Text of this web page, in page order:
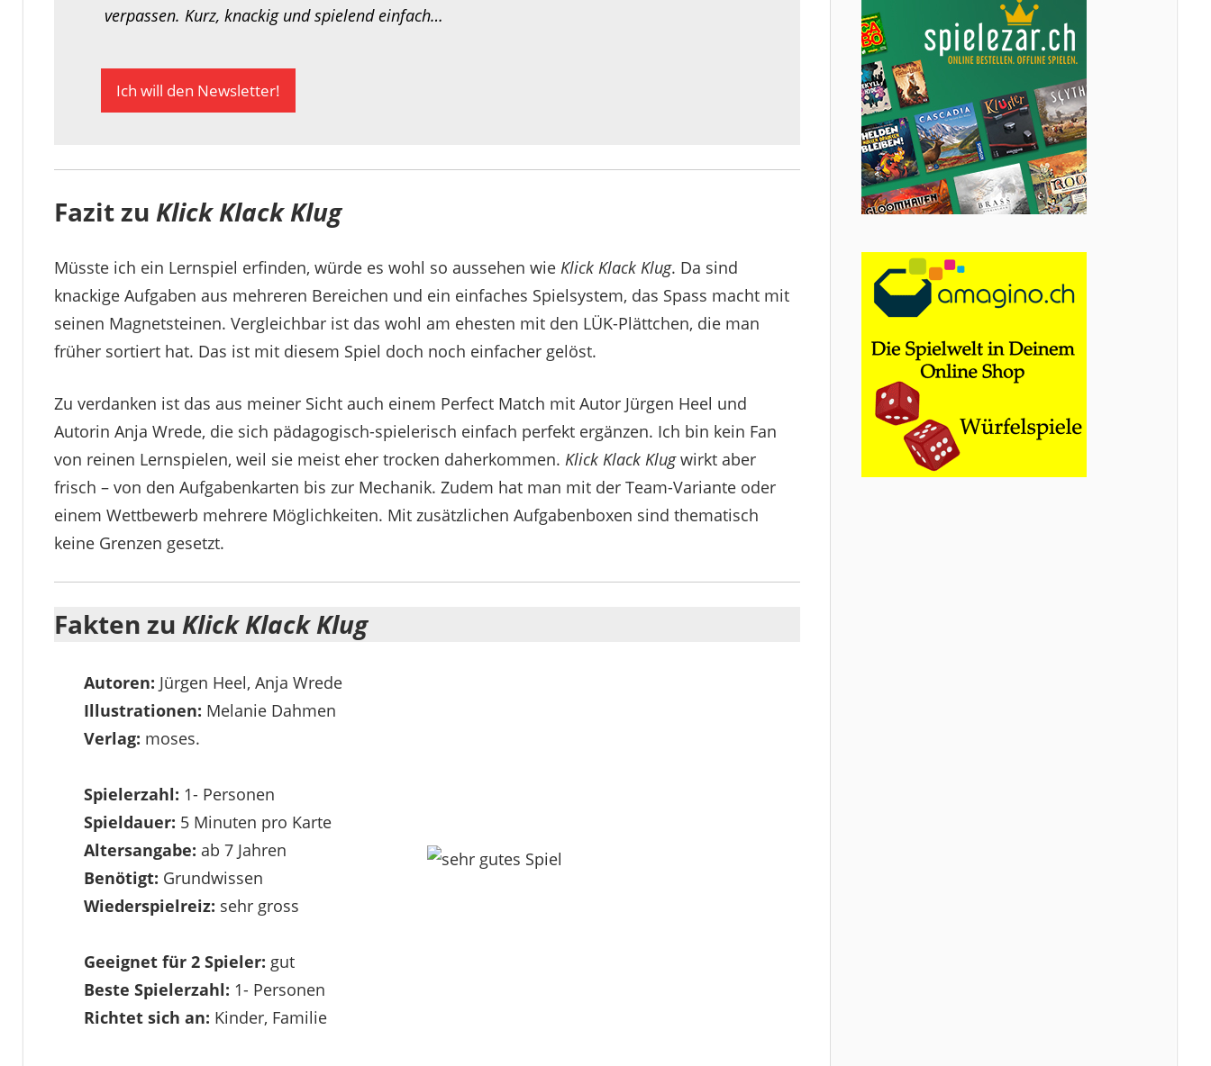
verpassen. Kurz, knackig und spielend einfach…
Ich will den Newsletter!
Fazit zu Klick Klack Klug
Müsste ich ein Lernspiel erfinden, würde es wohl so aussehen wie Klick Klack Klug. Da sind
knackige Aufgaben aus mehreren Bereichen und ein einfaches Spielsystem, das Spass macht mit
seinen Magnetsteinen. Vergleichbar ist das wohl am ehesten mit den LÜK-Plättchen, die man
früher sortiert hat. Das ist mit diesem Spiel doch noch einfacher gelöst.
Zu verdanken ist das aus meiner Sicht auch einem Perfect Match mit Autor Jürgen Heel und
Autorin Anja Wrede, die sich pädagogisch-spielerisch einfach perfekt ergänzen. Ich bin kein Fan
von reinen Lernspielen, weil sie meist eher trocken daherkommen. Klick Klack Klugwirkt aber
frisch – von den Aufgabenkarten bis zur Mechanik. Zudem hat man mit der Team-Variante oder
einem Wettbewerb mehrere Möglichkeiten. Mit zusätzlichen Aufgabenboxen sind thematisch
keine Grenzen gesetzt.
Fakten zu Klick Klack Klug
Autoren: Jürgen Heel, Anja Wrede
Illustrationen: Melanie Dahmen
Verlag: moses.
Spielerzahl: 1- Personen
Spieldauer: 5 Minuten pro Karte
Altersangabe: ab 7 Jahren
Benötigt: Grundwissen
Wiederspielreiz: sehr gross
Geeignet für 2 Spieler: gut
Beste Spielerzahl: 1- Personen
Richtet sich an: Kinder, Familie